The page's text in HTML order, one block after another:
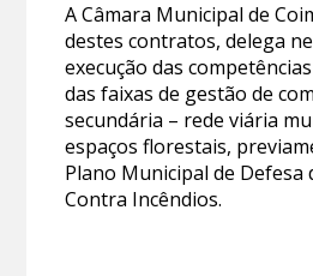
A Câmara Municipal de
destes contratos, delega
execução das
das faixas de gestão de
secundária – rede viária
espaços florestais,
Plano Municipal de Defesa
Contra Incêndios.